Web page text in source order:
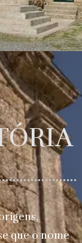
que o nome